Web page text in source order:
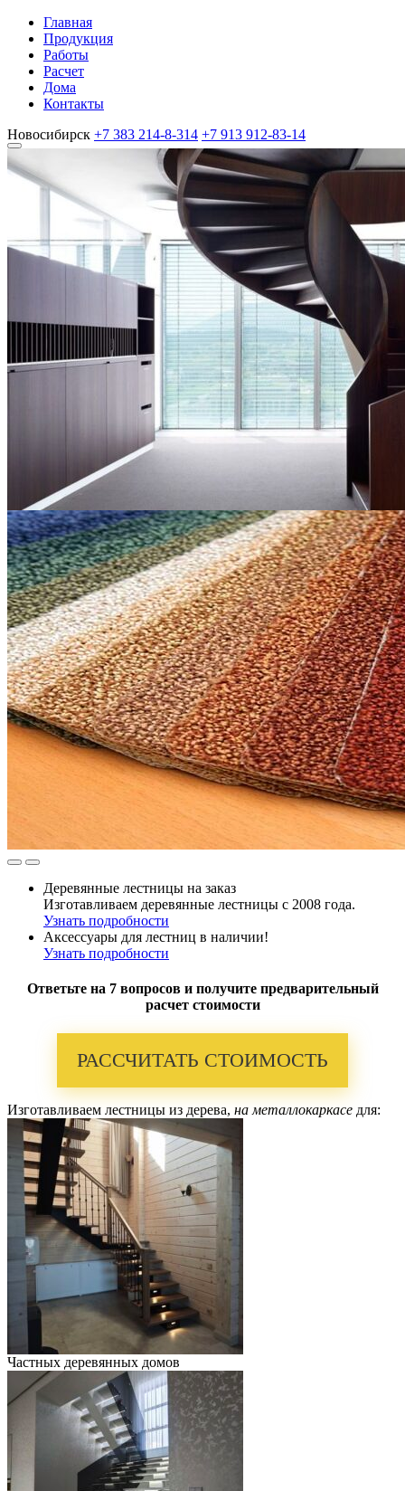
Главная
Продукция
Работы
Расчет
Дома
Контакты
Новосибирск +7 383 214-8-314 +7 913 912-83-14
Деревянные лестницы на заказ
Изготавливаем деревянные лестницы с 2008 года.
Узнать подробности
Аксессуары для лестниц в наличии!
Узнать подробности
Ответьте на 7 вопросов и получите предварительный
расчет стоимости
РАССЧИТАТЬ СТОИМОСТЬ
Изготавливаем лестницы из дерева, на металлокаркасе для:
Частных деревянных домов